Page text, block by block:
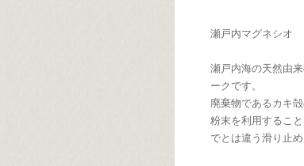
瀬戸内マグネシオ
瀬戸内海の天然由
ークです。
廃棄物であるカキ
粉末を利用するこ
でとは違う滑り止